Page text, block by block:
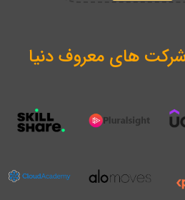
های معروف دنیا